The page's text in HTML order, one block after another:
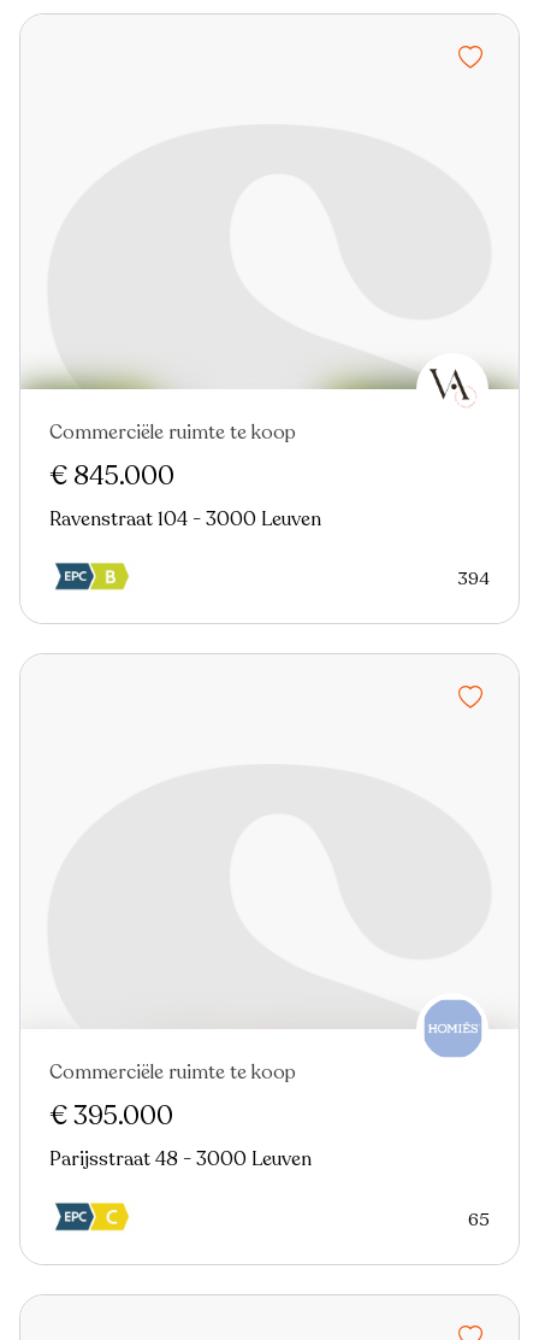
Commerciële ruimte te koop
€ 845.000
Ravenstraat 104 - 3000 Leuven
394
Commerciële ruimte te koop
€ 395.000
Parijsstraat 48 - 3000 Leuven
65